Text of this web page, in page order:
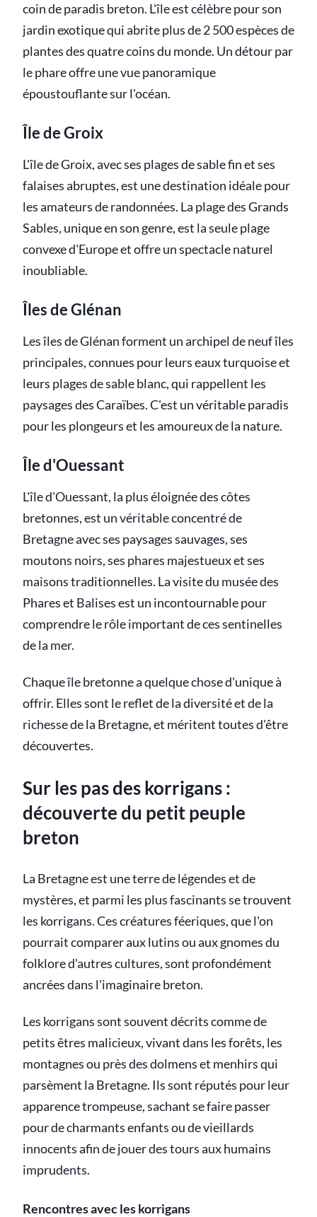
coin de paradis breton. L'île est célèbre pour son
jardin exotique qui abrite plus de 2 500 espèces de
plantes des quatre coins du monde. Un détour par
le phare offre une vue panoramique
époustouflante sur l'océan.
Île de Groix
L'île de Groix, avec ses plages de sable fin et ses
falaises abruptes, est une destination idéale pour
les amateurs de randonnées. La plage des Grands
Sables, unique en son genre, est la seule plage
convexe d'Europe et offre un spectacle naturel
inoubliable.
Îles de Glénan
Les îles de Glénan forment un archipel de neuf îles
principales, connues pour leurs eaux turquoise et
leurs plages de sable blanc, qui rappellent les
paysages des Caraïbes. C'est un véritable paradis
pour les plongeurs et les amoureux de la nature.
Île d'Ouessant
L'île d'Ouessant, la plus éloignée des côtes
bretonnes, est un véritable concentré de
Bretagne avec ses paysages sauvages, ses
moutons noirs, ses phares majestueux et ses
maisons traditionnelles. La visite du musée des
Phares et Balises est un incontournable pour
comprendre le rôle important de ces sentinelles
de la mer.
Chaque île bretonne a quelque chose d'unique à
offrir. Elles sont le reflet de la diversité et de la
richesse de la Bretagne, et méritent toutes d'être
découvertes.
Sur les pas des korrigans :
découverte du petit peuple
breton
La Bretagne est une terre de légendes et de
mystères, et parmi les plus fascinants se trouvent
les korrigans. Ces créatures féeriques, que l'on
pourrait comparer aux lutins ou aux gnomes du
folklore d'autres cultures, sont profondément
ancrées dans l'imaginaire breton.
Les korrigans sont souvent décrits comme de
petits êtres malicieux, vivant dans les forêts, les
montagnes ou près des dolmens et menhirs qui
parsèment la Bretagne. Ils sont réputés pour leur
apparence trompeuse, sachant se faire passer
pour de charmants enfants ou de vieillards
innocents afin de jouer des tours aux humains
imprudents.
Rencontres avec les korrigans